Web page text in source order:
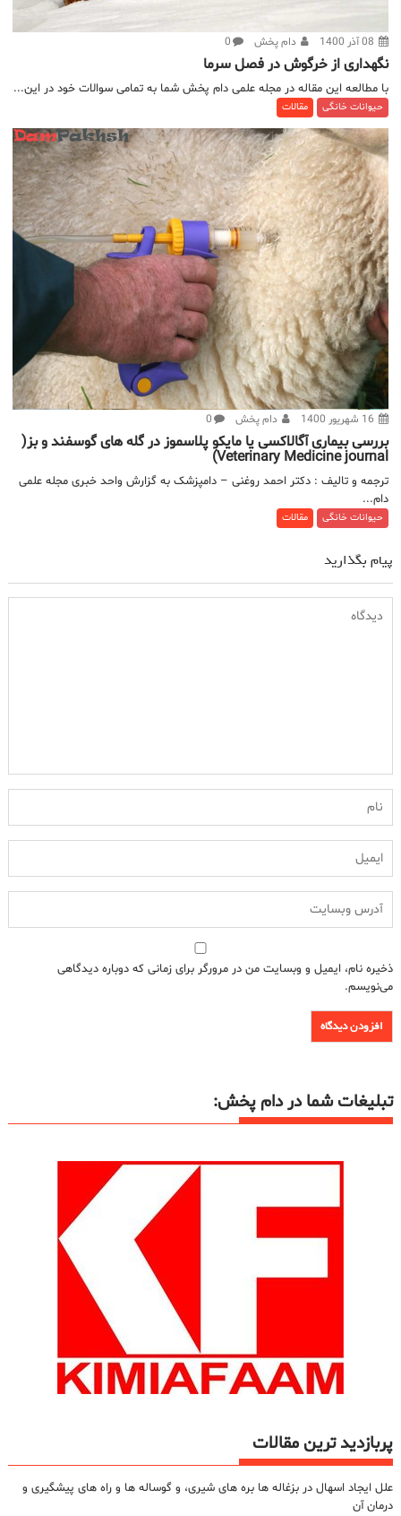
دام پخش 0
نگهداری از خرگوش در فصل سرما
با مطالعه این مقاله در مجله علمی دام پخش شما به تمامی سوالات خود در این...
حیوانات خانگی مقالات
دام پخش 0
بررسی بیماری آگالاکسی یا مایکو پلاسموز در گله های گوسفند و بز(
Veterinary Medicine journal)
ترجمه و تالیف : دکتر احمد روغنی – دامپزشک به گزارش واحد خبری مجله علمی
دام...
حیوانات خانگی مقالات
پیام بگذارید
ذخیره نام، ایمیل و وبسایت من در مرورگر برای زمانی که دوباره دیدگاهی
می‌نویسم.
تبلیغات شما در دام پخش:
پربازدید ترین مقالات
علل ایجاد اسهال در بزغاله ها بره های شیری، و گوساله ها و راه های پیشگیری و
درمان آن